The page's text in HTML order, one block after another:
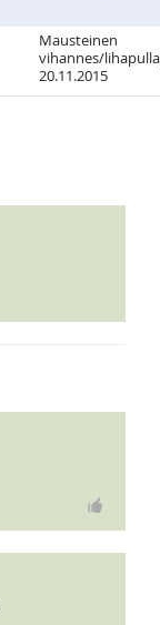
Mausteinen
vihannes/
20.11.2015